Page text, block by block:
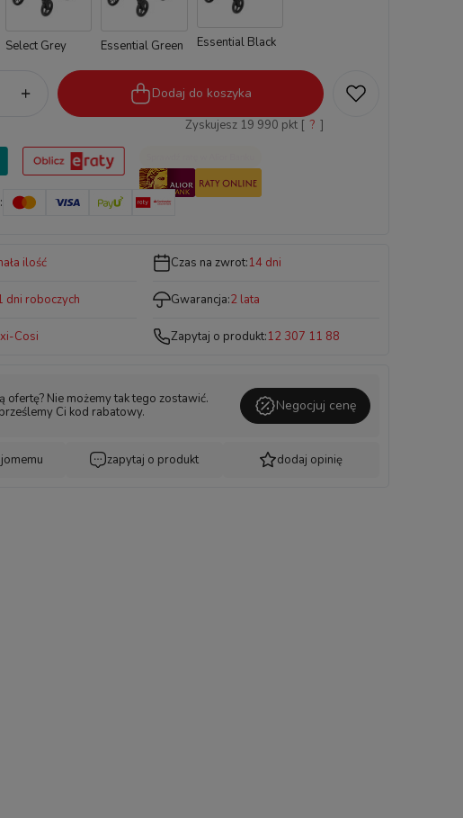
Select Grey Essential Green Essential Black
Dodaj do koszyka
Zyskujesz 19 990 pkt [ ? ]
ilość
dni roboczych
Cosi
Czas na zwrot:14 dni
Gwarancja:2 lata
Zapytaj o produkt:12 307 11 88
ofertę? Nie możemy tak tego zostawić.
Ci kod rabatowy.
Negocjuj cenę
zapytaj o produkt dodaj opinię